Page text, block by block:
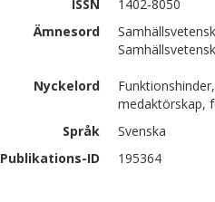
ISSN
1402-8050
Ämnesord
Nyckelord
medaktörskap,
Språk
Svenska
Publikations-ID
195364